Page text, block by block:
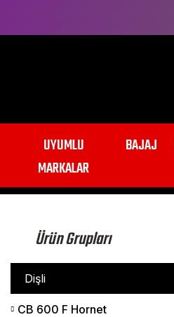
UYUMLU
MARKALAR
BAJAJ
Ürün Grupları
Dişli
CB 600 F Hornet